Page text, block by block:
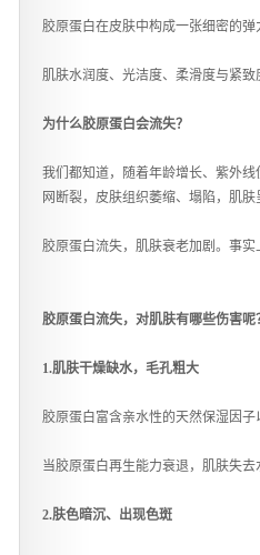
胶原蛋白在皮肤中构成一张细密的弹
肌肤水润度、光洁度、柔滑度与紧致
为什么胶原蛋白会流失？
我们都知道，随着年龄增长、紫外
网断裂，皮肤组织萎缩、塌陷，肌肤
胶原蛋白流失，肌肤衰老加剧。事实
胶原蛋白流失，对肌肤有哪些伤害呢
1.肌肤干燥缺水， 毛孔粗大
胶原蛋白富含亲水性的天然保湿因子
当胶原蛋白再生能力衰退，肌肤失
2.肤色暗沉、出现色斑